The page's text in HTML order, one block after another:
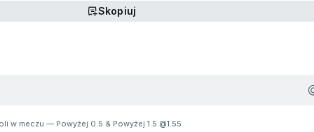
Skopiuj
w meczu — Powyżej 0.5 & Powyżej 1.5 @1.55